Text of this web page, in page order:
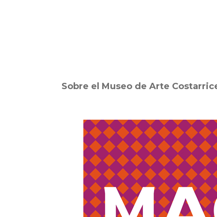
Sobre el Museo de Arte